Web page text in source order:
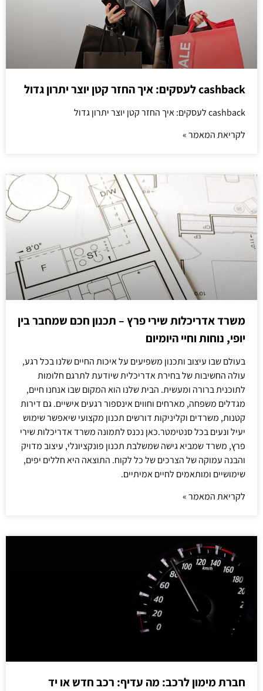
cashback לעסקים: איך החזר קטן יוצר יתרון גדול
cashback לעסקים: איך החזר קטן יוצר יתרון גדול
לקריאת המאמר »
משרד אדריכלות שירי פרץ – תכנון חכם שמחבר בין
יופי, נוחות וחיי היומיום
בעולם שבו עיצוב ותכנון משפיעים על איכות החיים שלנו בכל רגע,
עולה החשיבות של בחירת אדריכלית שיודעת לתרגם חלומות
לתוכנית ברורה ומעשית. הבית שלנו הוא המקום שבו אנחנו חיים,
מגדלים משפחה, מארחים וחווים אינספור רגעים אישיים. גם דירות
קטנות, משרדים וקליניקות דורשים תכנון מקצועי שיאפשר שימוש
יעיל ונעים בכל סנטימטר.כאן נכנס לתמונה משרד אדריכלות שירי
פרץ, משרד שמביא גישה שמשלבת תכנון פונקציונלי, עיצוב מדויק
והבנה עמוקה של הצרכים של כל לקוח. התוצאה היא חללים יפים,
שימושיים ומותאמים לחיים אמיתיים.
לקריאת המאמר »
חברת מימון לרכב: מה עדיף: רכב חדש או יד